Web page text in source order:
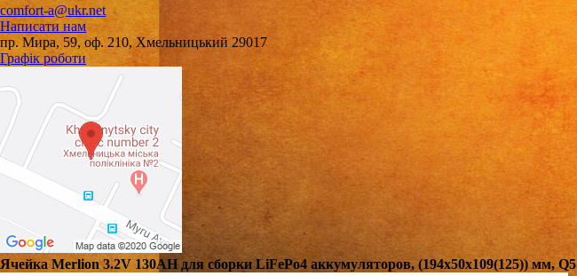
comfort-a@ukr.net
Написати нам
пр. Мира, 59, оф. 210, Хмельницький 29017
Графік роботи
Ячейка Merlion 3.2V 130AH для сборки LiFePo4 аккумуляторов, (194х50х109(125)) мм, Q5